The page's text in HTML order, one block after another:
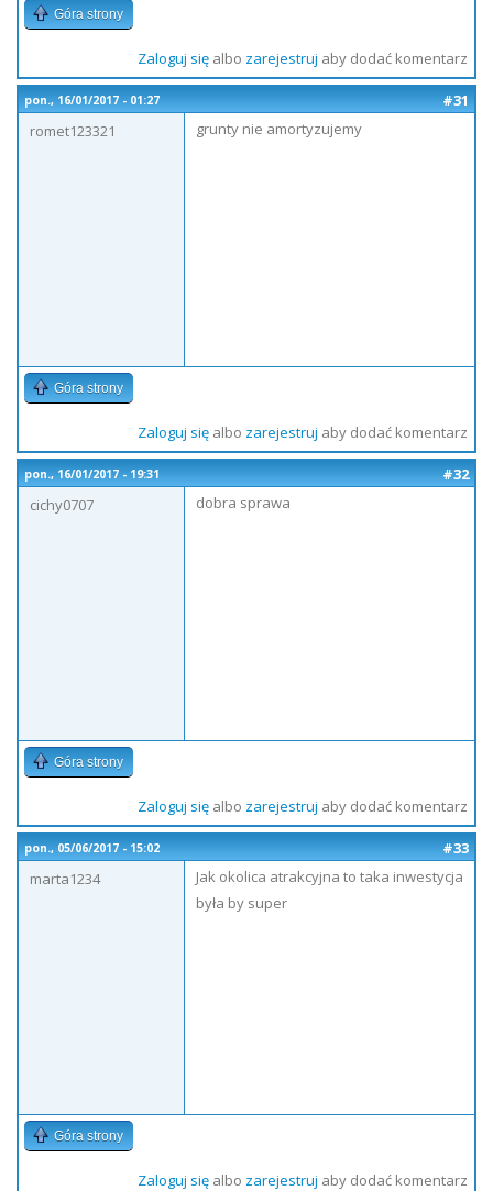
Góra strony
Zaloguj sięalbo zarejestruj aby dodać komentarz
pon., 16/01/2017 - 01:27
#31
romet123321
grunty nie amortyzujemy
Góra strony
Zaloguj sięalbo zarejestruj aby dodać komentarz
pon., 16/01/2017 - 19:31
#32
cichy0707
dobra sprawa
Góra strony
Zaloguj sięalbo zarejestruj aby dodać komentarz
pon., 05/06/2017 - 15:02
#33
marta1234
Jak okolica atrakcyjna to taka inwestycja
była by super
Góra strony
Zaloguj sięalbo zarejestruj aby dodać komentarz